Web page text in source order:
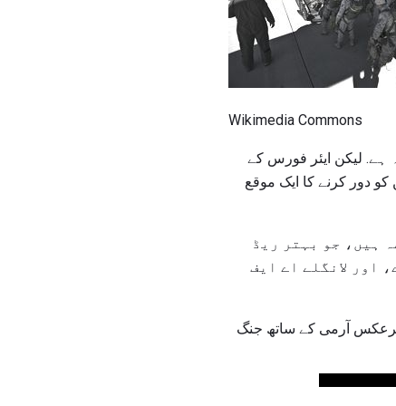
Wikimedia Commons
ہے. لیکن ایئر فورس کے
دور کرنے کا ایک موقع
ہیں، جو بہتر ریڈ
اور لانگلے اے ایف
آرمی کے ساتھ جنگ